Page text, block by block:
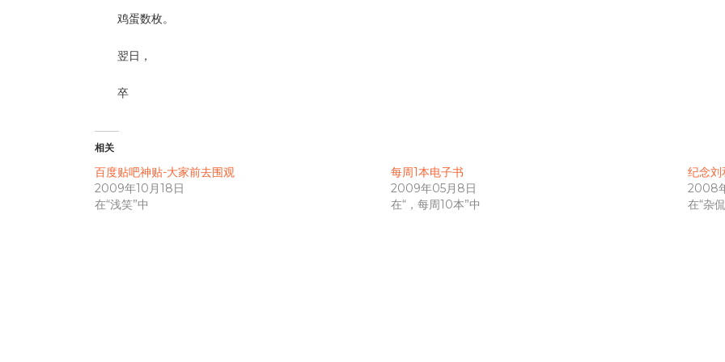
鸡蛋数枚。
翌日，
卒
相关
百度贴吧神贴-大家前去围观
2009年10月18日
在“浅笑”中
每周1本电子书
2009年05月8日
在“，每周10本”中
纪念刘
2008
在“杂